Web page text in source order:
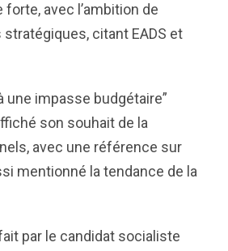
avec l’ambition de
citant EADS et
impasse budgétaire”
son souhait de la
avec une référence sur
mentionné la tendance de la
par le candidat socialiste